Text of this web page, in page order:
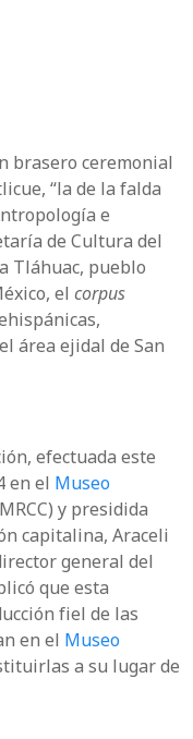
brasero ceremonial
“la de la falda
e
de Cultura del
Tláhuac, pueblo
el corpus
área ejidal de San
efectuada este
en el Museo
y presidida
capitalina, Araceli
general del
que esta
fiel de las
en el Museo
a su lugar de